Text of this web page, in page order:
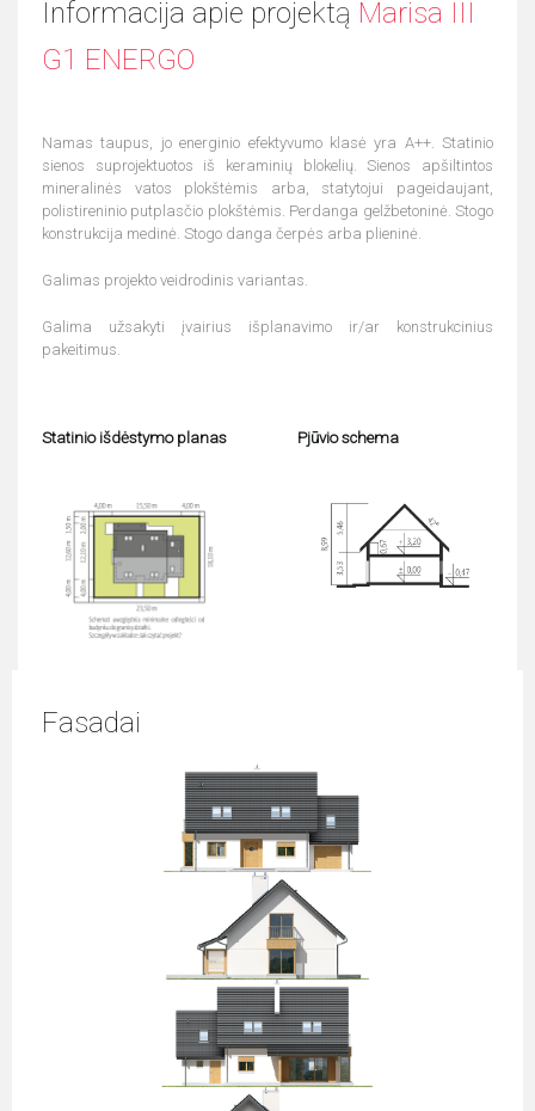
Informacija apie projektą Marisa III
G1 ENERGO
Namas taupus, jo energinio efektyvumo klasė yra A++. Statinio
sienos suprojektuotos iš keraminių blokelių. Sienos apšiltintos
mineralinės vatos plokštėmis arba, statytojui pageidaujant,
polistireninio putplasčio plokštėmis. Perdanga gelžbetoninė. Stogo
konstrukcija medinė. Stogo danga čerpės arba plieninė.
Galimas projekto veidrodinis variantas.
Galima užsakyti įvairius išplanavimo ir/ar konstrukcinius
pakeitimus.
Statinio išdėstymo planas Pjūvio schema
Fasadai